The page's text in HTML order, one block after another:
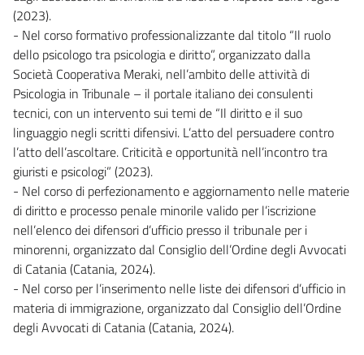
(2023).
- Nel corso formativo professionalizzante dal titolo “Il ruolo
dello psicologo tra psicologia e diritto”, organizzato dalla
Società Cooperativa Meraki, nell’ambito delle attività di
Psicologia in Tribunale – il portale italiano dei consulenti
tecnici, con un intervento sui temi de “Il diritto e il suo
linguaggio negli scritti difensivi. L’atto del persuadere contro
l’atto dell’ascoltare. Criticità e opportunità nell’incontro tra
giuristi e psicologi” (2023).
- Nel corso di perfezionamento e aggiornamento nelle materie
di diritto e processo penale minorile valido per l’iscrizione
nell’elenco dei difensori d’ufficio presso il tribunale per i
minorenni, organizzato dal Consiglio dell’Ordine degli Avvocati
di Catania (Catania, 2024).
- Nel corso per l’inserimento nelle liste dei difensori d’ufficio in
materia di immigrazione, organizzato dal Consiglio dell’Ordine
degli Avvocati di Catania (Catania, 2024).